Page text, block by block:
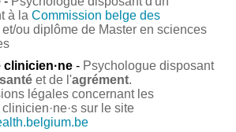
à laCommission belge des
et/ou diplôme de Master en sciences
- Psychologue disposant
et de l'agrément.
légales concernant les
sur le site